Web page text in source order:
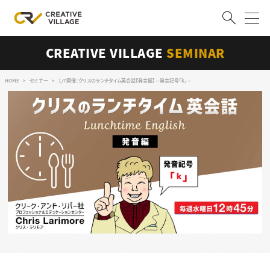
ログイン 会員登録
クリエイター求人を探す
CREATIVE JOB求人検索
特集求人
採用説明会
転職支援サービス
CONTENTS
スキルアップしたい！
CREATIVE VILLAGE SEMINAR
HOME セミナー 1/7開催：クリスのランチタイム英会話【発音編】～発音記号「k」～